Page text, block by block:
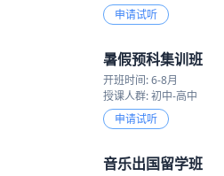
申请试听
暑假预科集训班
开班时间: 6-8月
授课人群: 初中-高中
申请试听
音乐出国留学班